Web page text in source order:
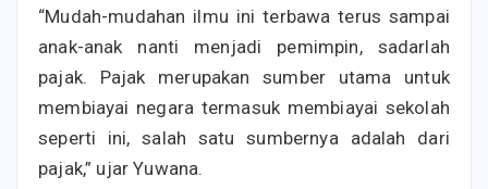
“Mudah-mudahan ilmu ini terbawa terus sampai
anak-anak nanti menjadi pemimpin, sadarlah
pajak. Pajak merupakan sumber utama untuk
membiayai negara termasuk membiayai sekolah
seperti ini, salah satu sumbernya adalah dari
pajak,” ujar Yuwana.